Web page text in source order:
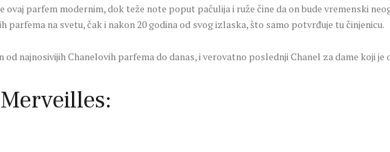
ovaj parfem modernim, dok teže note poput pačulija i ruže čine da on bude vremenski
parfema na svetu, čak i nakon 20 godina od svog izlaska, što samo potvrđuje tu činjenicu.
od najnosivijih Chanelovih parfema do danas, i verovatno poslednji Chanel za dame koji